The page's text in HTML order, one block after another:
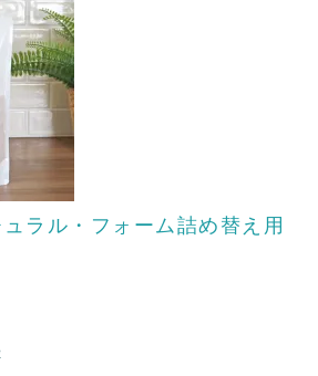
ラル・フォーム詰め替え用